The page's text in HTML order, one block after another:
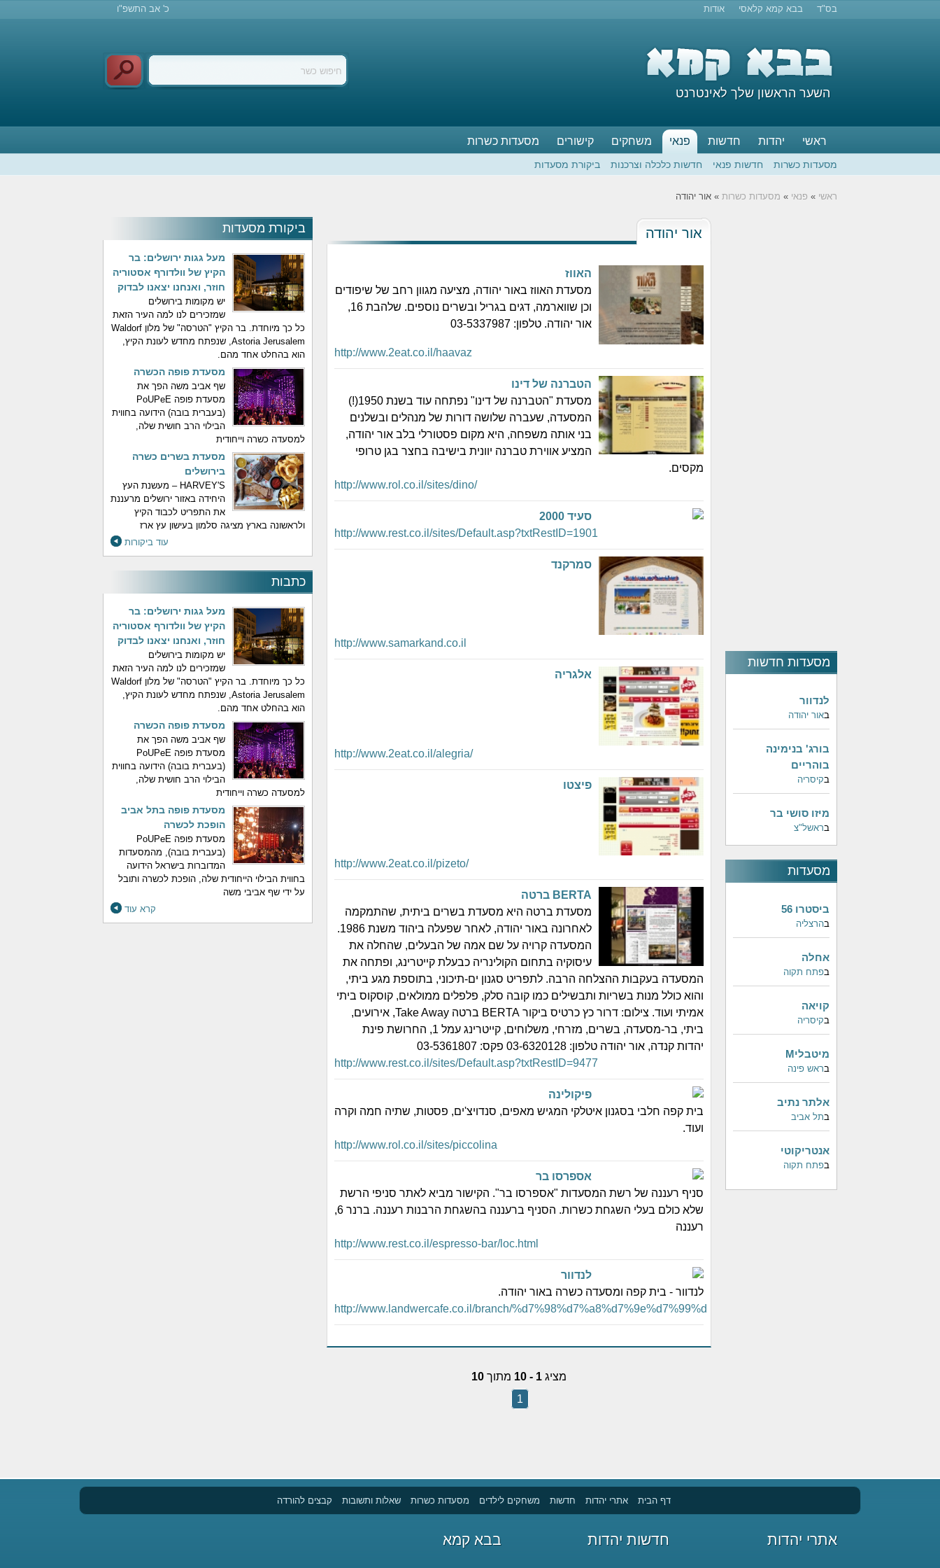
בס"ד בבא קמא קלאסי אודות כ' אב התשפ"ו
השער הראשון שלך לאינטרנט
ראשי יהדות חדשות פנאי משחקים קישורים מסעדות כשרות
מסעדות כשרות חדשות פנאי חדשות כלכלה וצרכנות ביקורת מסעדות
ראשי » פנאי » מסעדות כשרות » אור יהודה
מסעדות חדשות
לנדוור
באור יהודה
בורג' בנימינה
בוהריים
בקיסריה
מיזו סושי בר
בראשל"צ
מסעדות
ביסטרו 56
בהרצליה
אחלה
בפתח תקוה
קויאה
בקיסריה
מיטבליM
בראש פינה
אלתר נתיב
בתל אביב
אנטריקוטי
בפתח תקוה
ביקורת מסעדות
מעל גגות ירושלים: בר
הקיץ של וולדורף אסטוריה
חוזר, ואנחנו יצאנו לבדוק
יש מקומות בירושלים
שמזכירים לנו למה העיר הזאת
כל כך מיוחדת. בר הקיץ "הטרסה" של מלון Waldorf
Astoria Jerusalem, שנפתח מחדש לעונת הקיץ,
הוא בהחלט אחד מהם.
מסעדת פופה הכשרה
שף אביב משה הפך את
מסעדת פופה PoUPeE
(בעברית בובה) הידועה בחווית
הבילוי הרב חושית שלה,
למסעדה כשרה וייחודית
מסעדת בשרים כשרה
בירושלים
HARVEY'S – מעשנת העץ
היחידה באזור ירושלים מרעננת
את התפריט לכבוד הקיץ
ולראשונה בארץ מציגה סלמון בעישון עץ ארז
עוד ביקורות
כתבות
מעל גגות ירושלים: בר
הקיץ של וולדורף אסטוריה
חוזר, ואנחנו יצאנו לבדוק
יש מקומות בירושלים
שמזכירים לנו למה העיר הזאת
כל כך מיוחדת. בר הקיץ "הטרסה" של מלון Waldorf
Astoria Jerusalem, שנפתח מחדש לעונת הקיץ,
הוא בהחלט אחד מהם.
מסעדת פופה הכשרה
שף אביב משה הפך את
מסעדת פופה PoUPeE
(בעברית בובה) הידועה בחווית
הבילוי הרב חושית שלה,
למסעדה כשרה וייחודית
מסעדת פופה בתל אביב
הופכת לכשרה
מסעדת פופה PoUPeE
(בעברית בובה), מהמסעדות
המדוברות בישראל הידועה
בחווית הבילוי הייחודית שלה, הופכת לכשרה ותובל
על ידי שף אביבי משה
קרא עוד
אור יהודה
האווז
מסעדת האווז באור יהודה, מציעה מגוון רחב של שיפודים
וכן שווארמה, דגים בגריל ובשרים נוספים. שלהבת 16,
אור יהודה. טלפון: 03-5337987
http://www.2eat.co.il/haavaz
הטברנה של דינו
מסעדת "הטברנה של דינו" נפתחה עוד בשנת 1950(!)
המסעדה, שעברה שלושה דורות של מנהלים ובשלנים
בני אותה משפחה, היא מקום פסטורלי בלב אור יהודה,
המציע אווירת טברנה יוונית בישיבה בחצר בגן טרופי
מקסים.
http://www.rol.co.il/sites/dino/
סעיד 2000
http://www.rest.co.il/sites/Default.asp?txtRestID=1901
סמרקנד
http://www.samarkand.co.il
אלגריה
http://www.2eat.co.il/alegria/
פיצטו
http://www.2eat.co.il/pizeto/
BERTA ברטה
מסעדת ברטה היא מסעדת בשרים ביתית, שהתמקמה
לאחרונה באור יהודה, לאחר שפעלה ביהוד משנת 1986.
המסעדה קרויה על שם אמה של הבעלים, שהחלה את
עיסוקיה בתחום הקולינריה כבעלת קייטרינג, ופתחה את
המסעדה בעקבות ההצלחה הרבה. לתפריט סגנון ים-תיכוני, בתוספת מגע ביתי,
והוא כולל מנות בשריות ותבשילים כמו קובה סלק, פלפלים ממולאים, קוסקוס ביתי
אמיתי ועוד. צילום: דרור כץ כרטיס ביקור BERTA ברטה Take Away, אירועים,
ביתי, בר-מסעדה, בשרים, מזרחי, משלוחים, קייטרינג עמל 1, החרושת פינת
יהדות קנדה, אור יהודה טלפון: 03-6320128 פקס: 03-5361807
http://www.rest.co.il/sites/Default.asp?txtRestID=9477
פיקולינה
בית קפה חלבי בסגנון איטלקי המגיש מאפים, סנדויצ'ים, פסטות, שתיה חמה וקרה
ועוד.
http://www.rol.co.il/sites/piccolina
אספרסו בר
סניף רעננה של רשת המסעדות "אספרסו בר". הקישור מביא לאתר סניפי הרשת
שלא כולם בעלי השגחת כשרות. הסניף ברעננה בהשגחת הרבנות רעננה. ברנר 6,
רעננה
http://www.rest.co.il/espresso-bar/loc.html
לנדוור
לנדוור - בית קפה ומסעדה כשרה באור יהודה.
http://www.landwercafe.co.il/branch/%d7%98%d7%a8%d7%9e%d7%99%d
מציג 1 - 10 מתוך 10
1
דף הבית אתרי יהדות חדשות משחקים לילדים מסעדות כשרות שאלות ותשובות קבצים להורדה
אתרי יהדות חדשות יהדות בבא קמא